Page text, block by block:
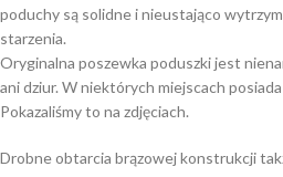
poduchy są solidne i nieustająco
starzenia.
Oryginalna poszewka poduszki jest
ani dziur. W niektórych miejscach
Pokazaliśmy to na zdjęciach.
Drobne obtarcia brązowej konstrukcji